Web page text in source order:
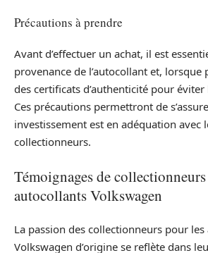
Précautions à prendre
Avant d’effectuer un achat, il est
provenance de l’autocollant et, lorsque
des certificats d’authenticité pour
Ces précautions permettront de
investissement est en adéquation avec
collectionneurs.
Témoignages de
autocollants Volkswagen
La passion des collectionneurs pour
Volkswagen d’origine se reflète dans